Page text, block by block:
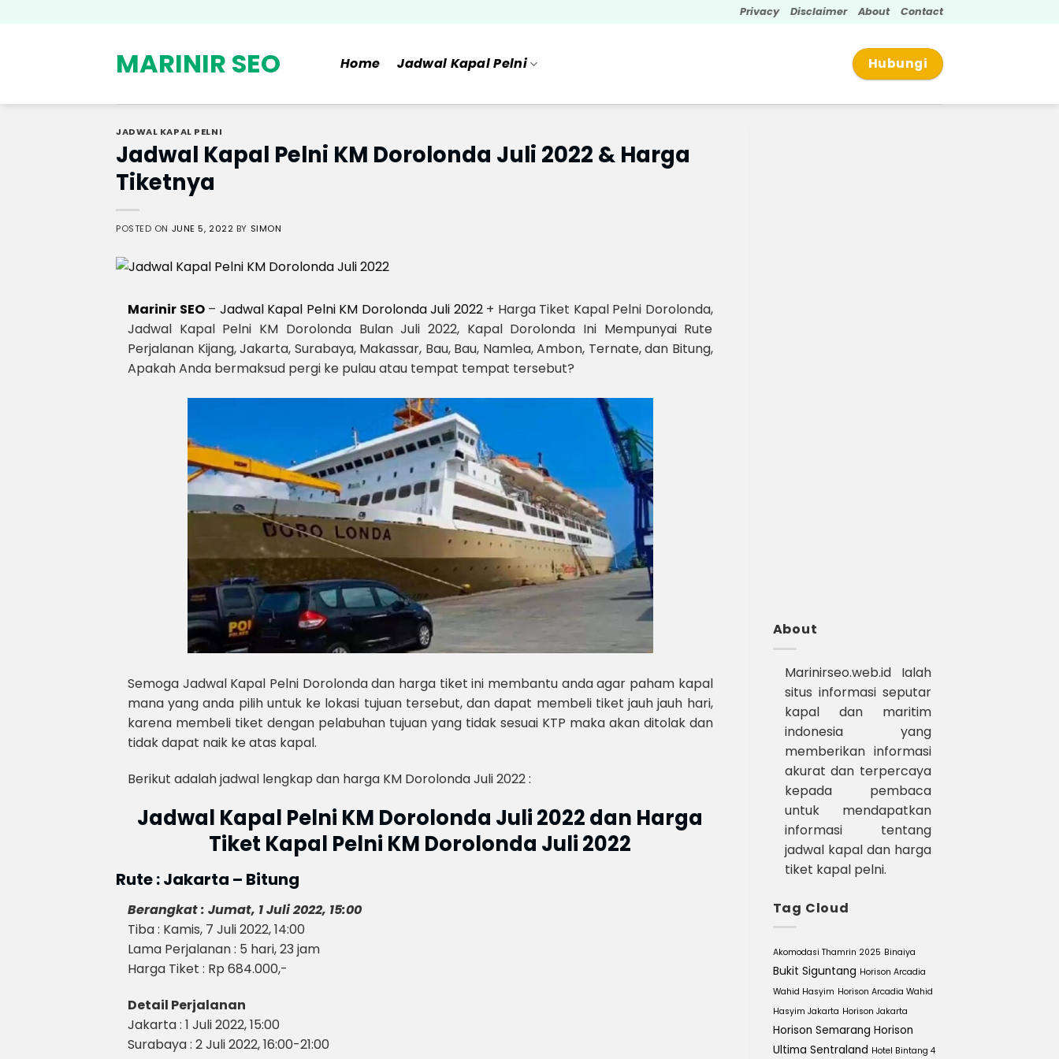
Privacy Disclaimer About Contact
MARINIR SEO Home Jadwal Kapal Pelni Hubungi
JADWAL KAPAL PELNI
Jadwal Kapal Pelni KM Dorolonda Juli 2022 & Harga
Tiketnya
POSTED ON JUNE 5, 2022 BY SIMON
Marinir SEO– Jadwal Kapal Pelni KM Dorolonda Juli 2022+ Harga Tiket Kapal Pelni Dorolonda,
Jadwal Kapal Pelni KM Dorolonda Bulan Juli 2022, Kapal Dorolonda Ini Mempunyai Rute
Perjalanan Kijang, Jakarta, Surabaya, Makassar, Bau, Bau, Namlea, Ambon, Ternate, dan Bitung,
Apakah Anda bermaksud pergi ke pulau atau tempat tempat tersebut?
Semoga Jadwal Kapal Pelni Dorolonda dan harga tiket ini membantu anda agar paham kapal
mana yang anda pilih untuk ke lokasi tujuan tersebut, dan dapat membeli tiket jauh jauh hari,
karena membeli tiket dengan pelabuhan tujuan yang tidak sesuai KTP maka akan ditolak dan
tidak dapat naik ke atas kapal.
Berikut adalah jadwal lengkap dan harga KM Dorolonda Juli 2022 :
Jadwal Kapal Pelni KM Dorolonda Juli 2022 dan Harga
Tiket Kapal Pelni KM Dorolonda Juli 2022
Rute : Jakarta – Bitung
Berangkat : Jumat, 1 Juli 2022, 15:00
Tiba : Kamis, 7 Juli 2022, 14:00
Lama Perjalanan : 5 hari, 23 jam
Harga Tiket : Rp 684.000,-
Detail Perjalanan
Jakarta : 1 Juli 2022, 15:00
Surabaya : 2 Juli 2022, 16:00-21:00
About
Marinirseo.web.id Ialah
situs informasi seputar
kapal dan maritim
indonesia yang
memberikan informasi
akurat dan terpercaya
kepada pembaca
untuk mendapatkan
informasi tentang
jadwal kapal dan harga
tiket kapal pelni.
Tag Cloud
Akomodasi Thamrin 2025 Binaiya
Bukit Siguntang Horison Arcadia
Wahid Hasyim Horison Arcadia Wahid
Hasyim Jakarta Horison Jakarta
Horison Semarang Horison
Ultima Sentraland Hotel Bintang 4